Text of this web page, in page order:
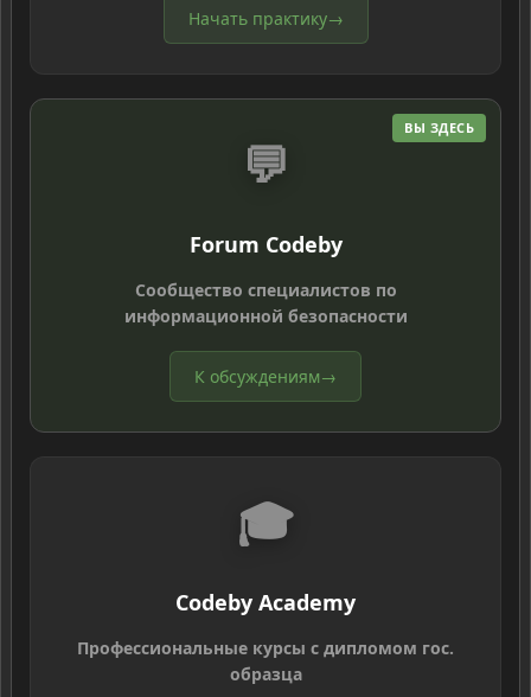
Начать практику→
ВЫ ЗДЕСЬ
💬
Forum Codeby
Сообщество специалистов по
информационной безопасности
К обсуждениям→
🎓
Codeby Academy
Профессиональные курсы с дипломом гос.
образца